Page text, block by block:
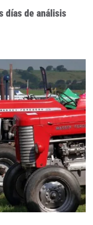
días de análisis